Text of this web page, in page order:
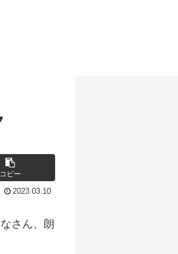
コピー
2023.03.10
さん、朗